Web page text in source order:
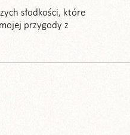
słodkości, które
przygody z